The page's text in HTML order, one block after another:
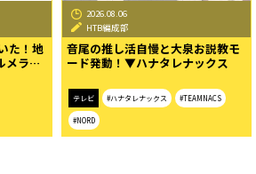
た！地
メラ…
2026.08.06
HTB編成部
音尾の推し活自慢と大泉お説教モ
ード発動！▼ハナタレナックス
テレビ #ハナタレナックス #TEAMNACS
#NORD